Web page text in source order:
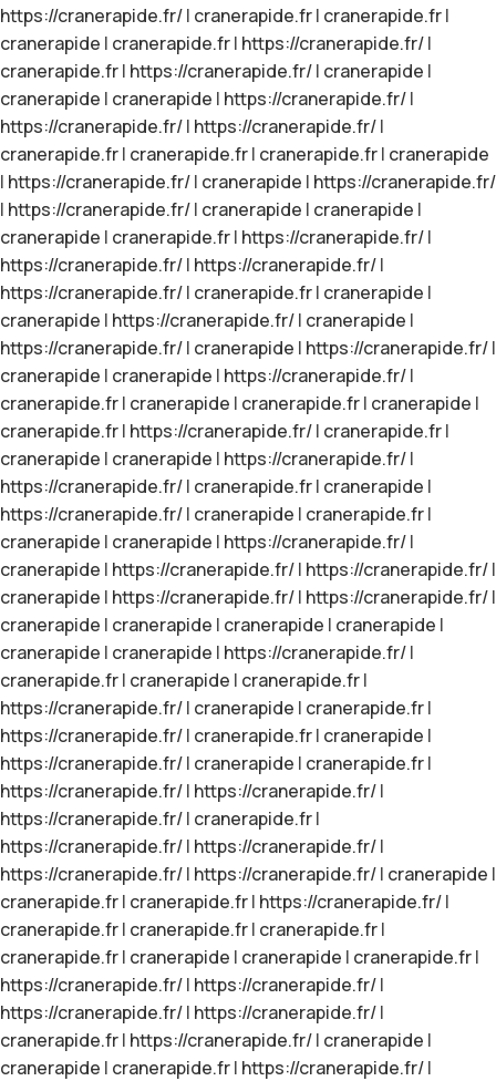
https://cranerapide.fr/| cranerapide.fr| cranerapide.fr|
cranerapide | cranerapide.fr| https://cranerapide.fr/|
cranerapide.fr| https://cranerapide.fr/| cranerapide |
cranerapide | cranerapide | https://cranerapide.fr/|
https://cranerapide.fr/| https://cranerapide.fr/|
cranerapide.fr| cranerapide.fr| cranerapide.fr| cranerapide
| https://cranerapide.fr/| cranerapide | https://cranerapide.fr/
| https://cranerapide.fr/| cranerapide | cranerapide |
cranerapide | cranerapide.fr| https://cranerapide.fr/|
https://cranerapide.fr/| https://cranerapide.fr/|
https://cranerapide.fr/| cranerapide.fr| cranerapide |
cranerapide | https://cranerapide.fr/| cranerapide |
https://cranerapide.fr/| cranerapide | https://cranerapide.fr/|
cranerapide | cranerapide | https://cranerapide.fr/|
cranerapide.fr| cranerapide | cranerapide.fr| cranerapide |
cranerapide.fr| https://cranerapide.fr/| cranerapide.fr|
cranerapide | cranerapide | https://cranerapide.fr/|
https://cranerapide.fr/| cranerapide.fr| cranerapide |
https://cranerapide.fr/| cranerapide | cranerapide.fr|
cranerapide | cranerapide | https://cranerapide.fr/|
cranerapide | https://cranerapide.fr/| https://cranerapide.fr/|
cranerapide | https://cranerapide.fr/| https://cranerapide.fr/|
cranerapide | cranerapide | cranerapide | cranerapide |
cranerapide | cranerapide | https://cranerapide.fr/|
cranerapide.fr| cranerapide | cranerapide.fr|
https://cranerapide.fr/| cranerapide | cranerapide.fr|
https://cranerapide.fr/| cranerapide.fr| cranerapide |
https://cranerapide.fr/| cranerapide | cranerapide.fr|
https://cranerapide.fr/| https://cranerapide.fr/|
https://cranerapide.fr/| cranerapide.fr|
https://cranerapide.fr/| https://cranerapide.fr/|
https://cranerapide.fr/| https://cranerapide.fr/| cranerapide |
cranerapide.fr| cranerapide.fr| https://cranerapide.fr/|
cranerapide.fr| cranerapide.fr| cranerapide.fr|
cranerapide.fr| cranerapide | cranerapide | cranerapide.fr|
https://cranerapide.fr/| https://cranerapide.fr/|
https://cranerapide.fr/| https://cranerapide.fr/|
cranerapide.fr| https://cranerapide.fr/| cranerapide |
cranerapide | cranerapide.fr| https://cranerapide.fr/|